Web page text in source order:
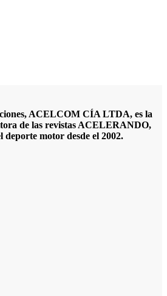
ACELCOM CÍA LTDA, es la
de las revistas ACELERANDO,
motor desde el 2002.